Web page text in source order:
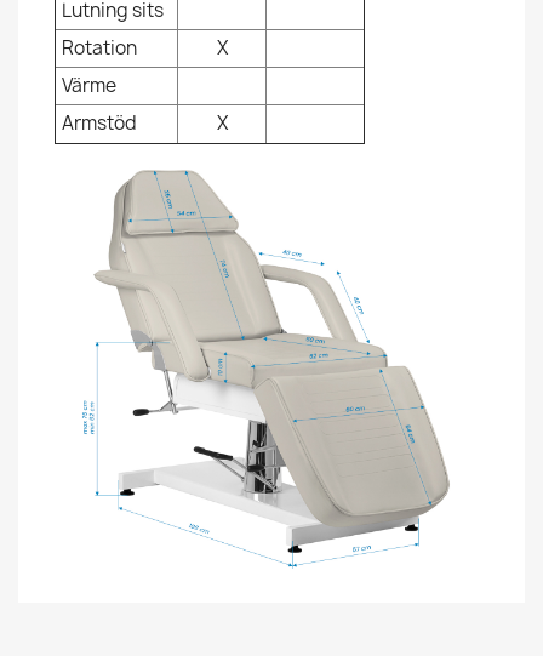
Lutning sits
Rotation
X
Värme
Armstöd
X